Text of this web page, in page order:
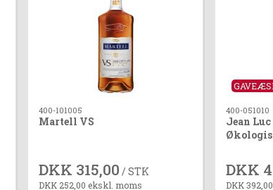
400-101005
Martell VS
DKK 315,00 / STK
DKK 252,00 ekskl. moms
400-051010
Jean
DKK
DKK